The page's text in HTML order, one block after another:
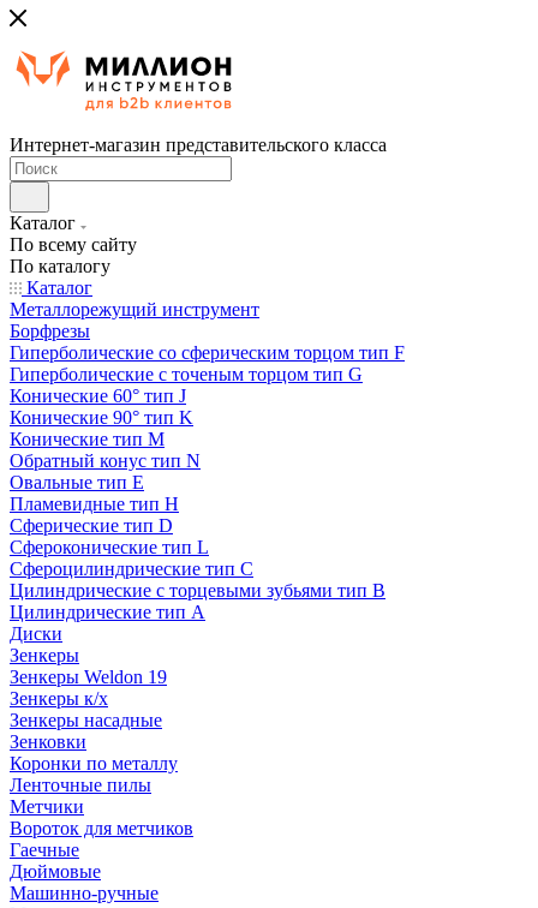
Интернет-магазин представительского класса
Каталог
По всему сайту
По каталогу
Каталог
Металлорежущий инструмент
Борфрезы
Гиперболические cо сферическим торцом тип F
Гиперболические с точеным торцом тип G
Конические 60° тип J
Конические 90° тип K
Конические тип M
Обратный конус тип N
Овальные тип E
Пламевидные тип H
Сферические тип D
Сфероконические тип L
Сфероцилиндрические тип C
Цилиндрические с торцевыми зубьями тип B
Цилиндрические тип А
Диски
Зенкеры
Зенкеры Weldon 19
Зенкеры к/х
Зенкеры насадные
Зенковки
Коронки по металлу
Ленточные пилы
Метчики
Вороток для метчиков
Гаечные
Дюймовые
Машинно-ручные